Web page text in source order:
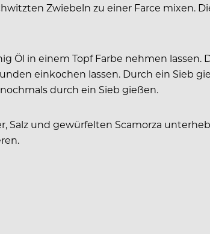
Zwiebeln zu einer Farce mixen.
Öl in einem Topf Farbe nehmen lassen.
einkochen lassen. Durch ein Sieb
durch ein Sieb gießen.
Salz und gewürfelten Scamorza